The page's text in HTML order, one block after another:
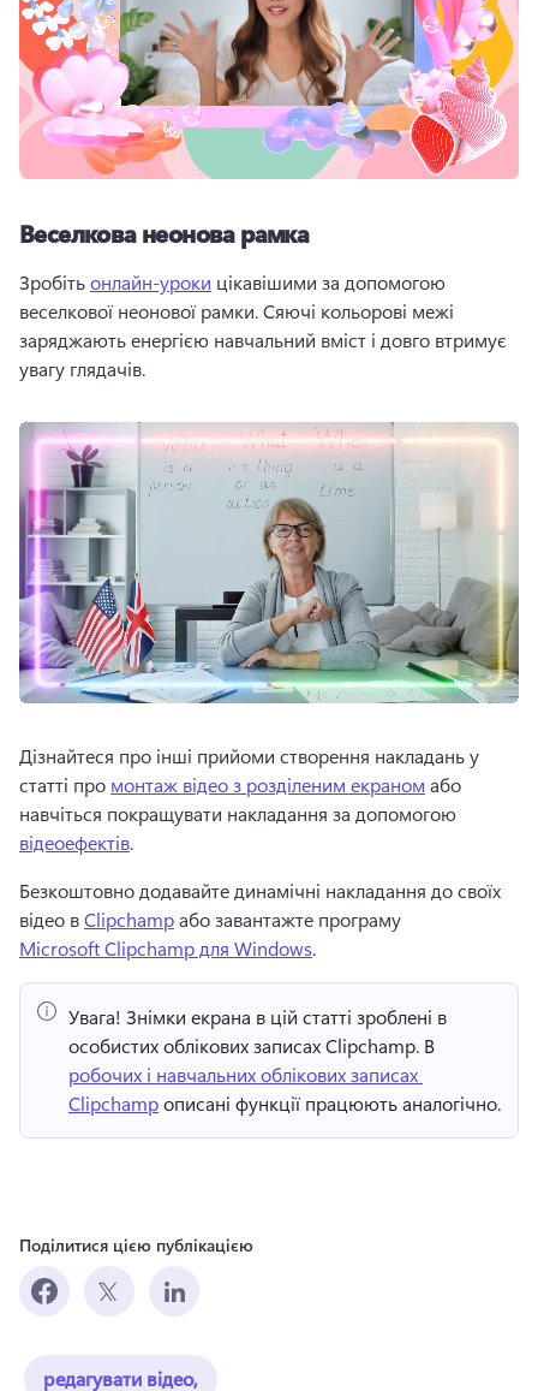
Веселкова неонова рамка
Зробіть онлайн-уроки цікавішими за допомогою
веселкової неонової рамки. Сяючі кольорові межі
заряджають енергією навчальний вміст і довго втримує
увагу глядачів.
Дізнайтеся про інші прийоми створення накладань у
статті про монтаж відео з розділеним екраном або
навчіться покращувати накладання за допомогою
відеоефектів.
Безкоштовно додавайте динамічні накладання до своїх
відео в Clipchamp або завантажте програму
Microsoft Clipchamp для Windows.
Увага! Знімки екрана в цій статті зроблені в
особистих облікових записах Clipchamp.
робочих і навчальних облікових записах
Clipchamp
Поділитися цією публікацією
редагувати відео,